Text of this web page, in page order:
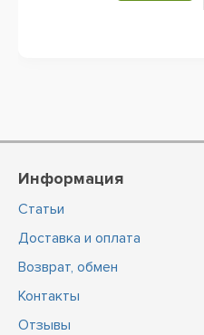
Информация
Статьи
Доставка и оплата
Возврат, обмен
Контакты
Отзывы